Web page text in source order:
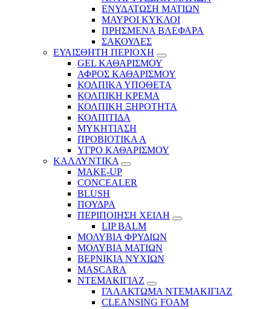
ΕΝΥΔΑΤΩΣΗ ΜΑΤΙΩΝ
ΜΑΥΡΟΙ ΚΥΚΛΟΙ
ΠΡΗΣΜΕΝΑ ΒΛΕΦΑΡΑ
ΣΑΚΟΥΛΕΣ
ΕΥΑΙΣΘΗΤΗ ΠΕΡΙΟΧΗ
GEL ΚΑΘΑΡΙΣΜΟΥ
ΑΦΡΟΣ ΚΑΘΑΡΙΣΜΟΥ
ΚΟΛΠΙΚΑ ΥΠΟΘΕΤΑ
ΚΟΛΠΙΚΗ ΚΡΕΜΑ
ΚΟΛΠΙΚΗ ΞΗΡΟΤΗΤΑ
ΚΟΛΠΙΤΙΔΑ
ΜΥΚΗΤΙΑΣΗ
ΠΡΟΒΙΟΤΙΚΑ Α
ΥΓΡΟ ΚΑΘΑΡΙΣΜΟΥ
ΚΑΛΛΥΝΤΙΚΑ
MAKE-UP
CONCEALER
BLUSH
ΠΟΥΔΡΑ
ΠΕΡΙΠΟΙΗΣΗ ΧΕΙΛΗ
LIP BALM
ΜΟΛΥΒΙΑ ΦΡΥΔΙΩΝ
ΜΟΛΥΒΙΑ ΜΑΤΙΩΝ
ΒΕΡΝΙΚΙΑ ΝΥΧΙΩΝ
MASCARA
ΝΤΕΜΑΚΙΓΙΑΖ
ΓΑΛΑΚΤΩΜΑ ΝΤΕΜΑΚΙΓΙΑΖ
CLEANSING FOAM